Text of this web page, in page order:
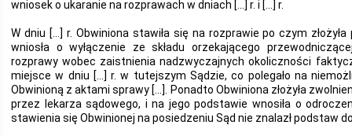
wniosek o ukaranie na rozprawach w dniach […] r. i […] r.
W dniu […] r. Obwiniona stawiła się na rozprawie po czym
wniosła o wyłączenie ze składu orzekającego
rozprawy wobec zaistnienia nadzwyczajnych okoliczności
miejsce w dniu […] r. w tutejszym Sądzie, co polegało na
Obwinioną z aktami sprawy […]. Ponadto Obwiniona złożyła
przez lekarza sądowego, i na jego podstawie wnosiła o
stawienia się Obwinionej na posiedzeniu Sąd nie znalazł podstaw